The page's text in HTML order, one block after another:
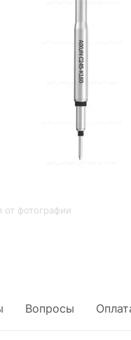
от фотографии
Вопросы